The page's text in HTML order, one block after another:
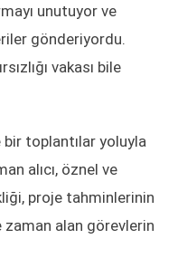
unutuyor ve
gönderiyordu.
vakası bile
toplantılar yoluyla
alıcı, öznel ve
proje tahminlerinin
zaman alan görevlerin